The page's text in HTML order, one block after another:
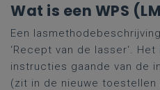
Wat is een WPS
Een
‘Recept van de lasser‘.
instructies gaande van de
(zit in de nieuwe toestellen